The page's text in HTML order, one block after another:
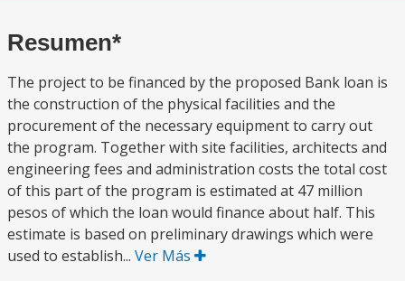
Resumen*
The project to be financed by the proposed Bank loan is
the construction of the physical facilities and the
procurement of the necessary equipment to carry out
the program. Together with site facilities, architects and
engineering fees and administration costs the total cost
of this part of the program is estimated at 47 million
pesos of which the loan would finance about half. This
estimate is based on preliminary drawings which were
used to establish... Ver Más